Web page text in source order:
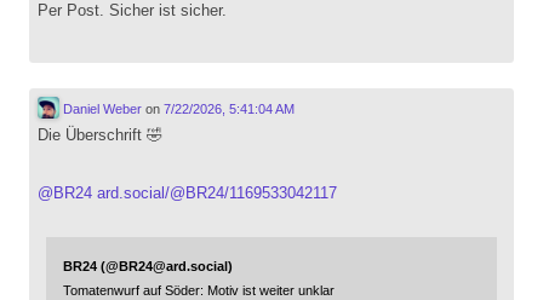
Per Post. Sicher ist sicher.
Daniel Weberon 7/22/2026, 5:41:04 AM
Die Überschrift 🤣
@ BR24 ard.social/@BR24/1169533042117
BR24 (@BR24@ard.social)
Tomatenwurf auf Söder: Motiv ist weiter unklar